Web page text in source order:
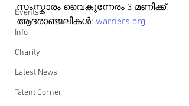
Events
Info
Charity
Latest News
Talent Corner
സംസ്കാരം വൈകുന്നേരം 3 മണിക്ക്.
ആദരാഞ്ജലികൾ: warriers.org